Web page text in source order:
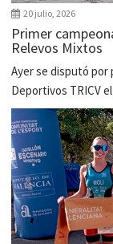
20 julio, 2026
Primer
Relevos Mixtos
Ayer se disputó por
Deportivos TRICV